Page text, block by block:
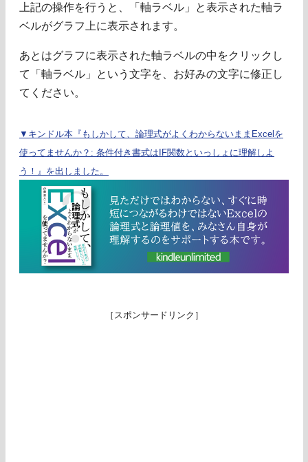
上記の操作を行うと、「軸ラベル」と表示された軸ラ
ベルがグラフ上に表示されます。
あとはグラフに表示された軸ラベルの中をクリックし
て「軸ラベル」という文字を、お好みの文字に修正し
てください。
▼キンドル本『もしかして、論理式がよくわからないままExcelを
使ってませんか？: 条件付き書式はIF関数といっしょに理解しよ
う！』を出しました。
［スポンサードリンク］